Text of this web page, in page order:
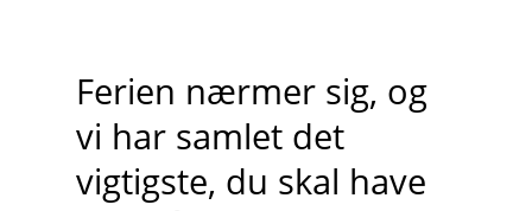
Ferien nærmer sig, og
vi har samlet det
vigtigste, du skal have